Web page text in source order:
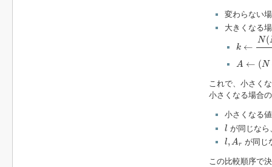
変わらない
大きくなる
k ←
N(
k ← N (N−
A ← (N
A N +1
これで、小さく
小さくなる場合
小さくなる
l
l が同じな
l, Ar
l, r が同じ
この比較順序で